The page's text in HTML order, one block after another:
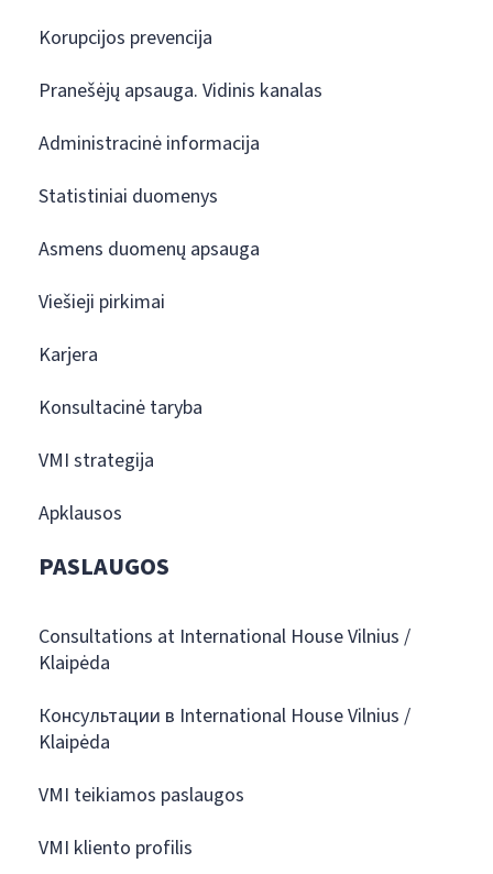
Korupcijos prevencija
Pranešėjų apsauga. Vidinis kanalas
Administracinė informacija
Statistiniai duomenys
Asmens duomenų apsauga
Viešieji pirkimai
Karjera
Konsultacinė taryba
VMI strategija
Apklausos
PASLAUGOS
Consultations at International House Vilnius /
Klaipėda
Консультации в International House Vilnius /
Klaipėda
VMI teikiamos paslaugos
VMI kliento profilis